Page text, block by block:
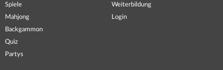
Spiele
Mahjong
Backgammon
Quiz
Partys
Weiterbildung
Login